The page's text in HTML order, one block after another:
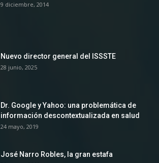
9 diciembre, 2014
Nuevo director general del ISSSTE
28 junio, 2025
Dr. Google y Yahoo: una problemática de
información descontextualizada en salud
24 mayo, 2019
José Narro Robles, la gran estafa